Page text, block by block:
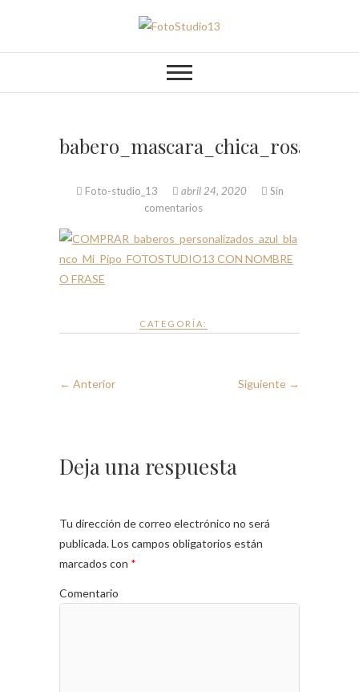
contenido
FotoStudio13
Foto-studio_13 abril 24, 2020
Sin
comentarios
CATEGORÍA:
← Anterior Siguiente →
Deja una respuesta
Tu dirección de correo electrónico no será
publicada.Los campos obligatorios están
marcados con *
Comentario